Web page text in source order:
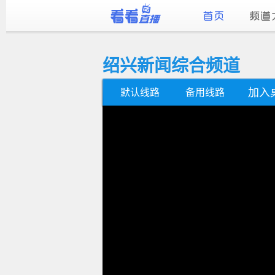
绍兴新闻综合频道
默认线路 备用线路 加入